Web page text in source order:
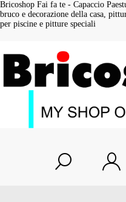
Bricoshop Fai fa te - Capaccio
bruco e decorazione della casa,
per piscine e pitture speciali